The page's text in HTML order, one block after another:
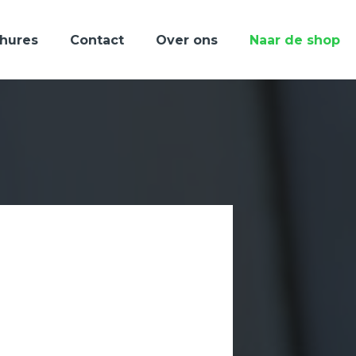
Contact Over ons Naar de shop